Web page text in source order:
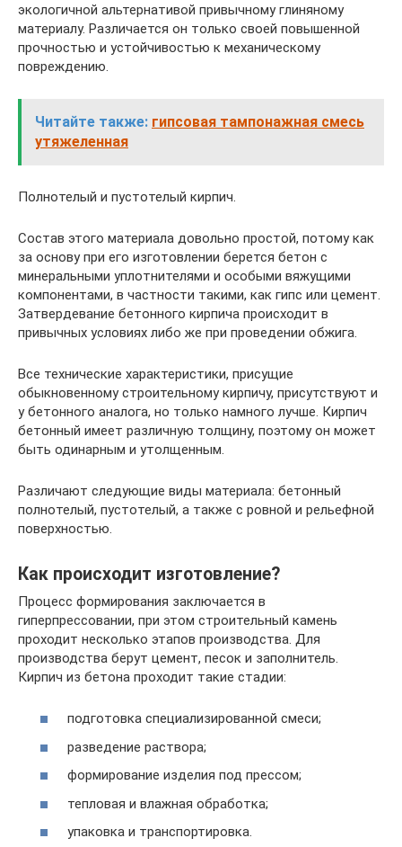
экологичной альтернативой привычному глиняному
материалу. Различается он только своей повышенной
прочностью и устойчивостью к механическому
повреждению.
Читайте также: гипсовая тампонажная смесь
утяжеленная
Полнотелый и пустотелый кирпич.
Состав этого материала довольно простой, потому как
за основу при его изготовлении берется бетон с
минеральными уплотнителями и особыми вяжущими
компонентами, в частности такими, как гипс или цемент.
Затвердевание бетонного кирпича происходит в
привычных условиях либо же при проведении обжига.
Все технические характеристики, присущие
обыкновенному строительному кирпичу, присутствуют и
у бетонного аналога, но только намного лучше. Кирпич
бетонный имеет различную толщину, поэтому он может
быть одинарным и утолщенным.
Различают следующие виды материала: бетонный
полнотелый, пустотелый, а также с ровной и рельефной
поверхностью.
Как происходит изготовление?
Процесс формирования заключается в
гиперпрессовании, при этом строительный камень
проходит несколько этапов производства. Для
производства берут цемент, песок и заполнитель.
Кирпич из бетона проходит такие стадии:
подготовка специализированной смеси;
разведение раствора;
формирование изделия под прессом;
тепловая и влажная обработка;
упаковка и транспортировка.